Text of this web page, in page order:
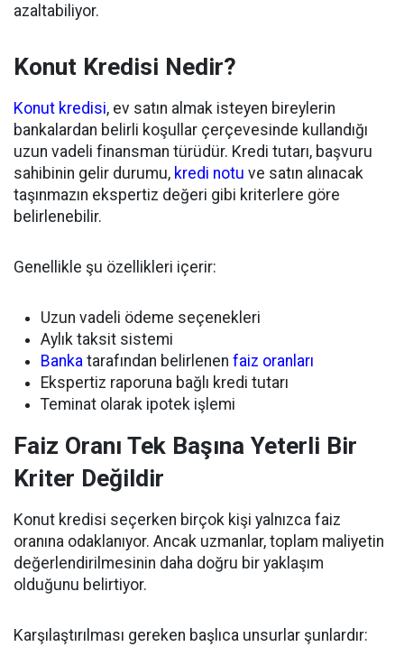
azaltabiliyor.
Konut Kredisi Nedir?
Konut kredisi, ev satın almak isteyen bireylerin
bankalardan belirli koşullar çerçevesinde kullandığı
uzun vadeli finansman türüdür. Kredi tutarı, başvuru
sahibinin gelir durumu, kredi notu ve satın alınacak
taşınmazın ekspertiz değeri gibi kriterlere göre
belirlenebilir.
Genellikle şu özellikleri içerir:
Uzun vadeli ödeme seçenekleri
Aylık taksit sistemi
Banka tarafından belirlenen faiz oranları
Ekspertiz raporuna bağlı kredi tutarı
Teminat olarak ipotek işlemi
Faiz Oranı Tek Başına Yeterli Bir
Kriter Değildir
Konut kredisi seçerken birçok kişi yalnızca faiz
oranına odaklanıyor. Ancak uzmanlar, toplam maliyetin
değerlendirilmesinin daha doğru bir yaklaşım
olduğunu belirtiyor.
Karşılaştırılması gereken başlıca unsurlar şunlardır: